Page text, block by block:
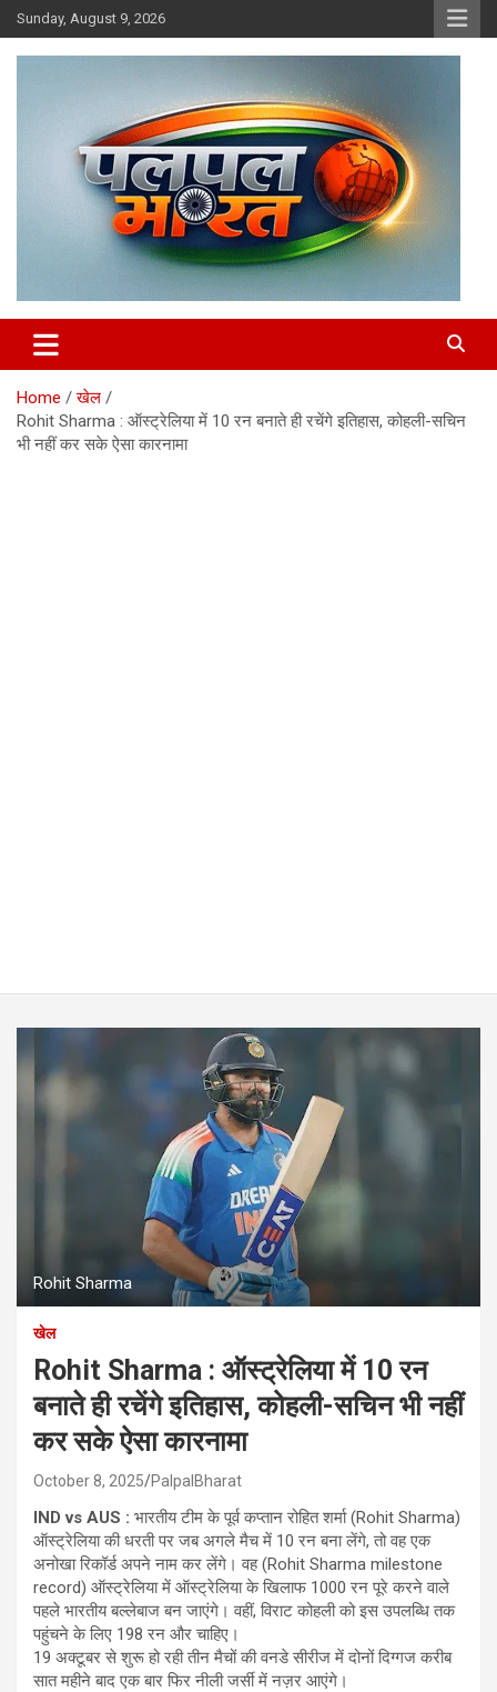
Skip
to
content
Sunday, August 9, 2026
PalPalBharat.Com | न्यूज़ पोर्टल
Home
खेल
Rohit Sharma : ऑस्ट्रेलिया में 10 रन बनाते ही रचेंगे इतिहास, कोहली-सचिन
भी नहीं कर सके ऐसा कारनामा
Rohit Sharma
खेल
Rohit Sharma : ऑस्ट्रेलिया में 10 रन
बनाते ही रचेंगे इतिहास, कोहली-सचिन भी नहीं
कर सके ऐसा कारनामा
October 8, 2025 PalpalBharat
IND vs AUS : भारतीय टीम के पूर्व कप्तान रोहित शर्मा (Rohit Sharma)
ऑस्ट्रेलिया की धरती पर जब अगले मैच में 10 रन बना लेंगे, तो वह एक
अनोखा रिकॉर्ड अपने नाम कर लेंगे। वह (Rohit Sharma milestone
record) ऑस्ट्रेलिया में ऑस्ट्रेलिया के खिलाफ 1000 रन पूरे करने वाले
पहले भारतीय बल्लेबाज बन जाएंगे। वहीं, विराट कोहली को इस उपलब्धि तक
पहुंचने के लिए 198 रन और चाहिए।
19 अक्टूबर से शुरू हो रही तीन मैचों की वनडे सीरीज में दोनों दिग्गज करीब
सात महीने बाद एक बार फिर नीली जर्सी में नज़र आएंगे।